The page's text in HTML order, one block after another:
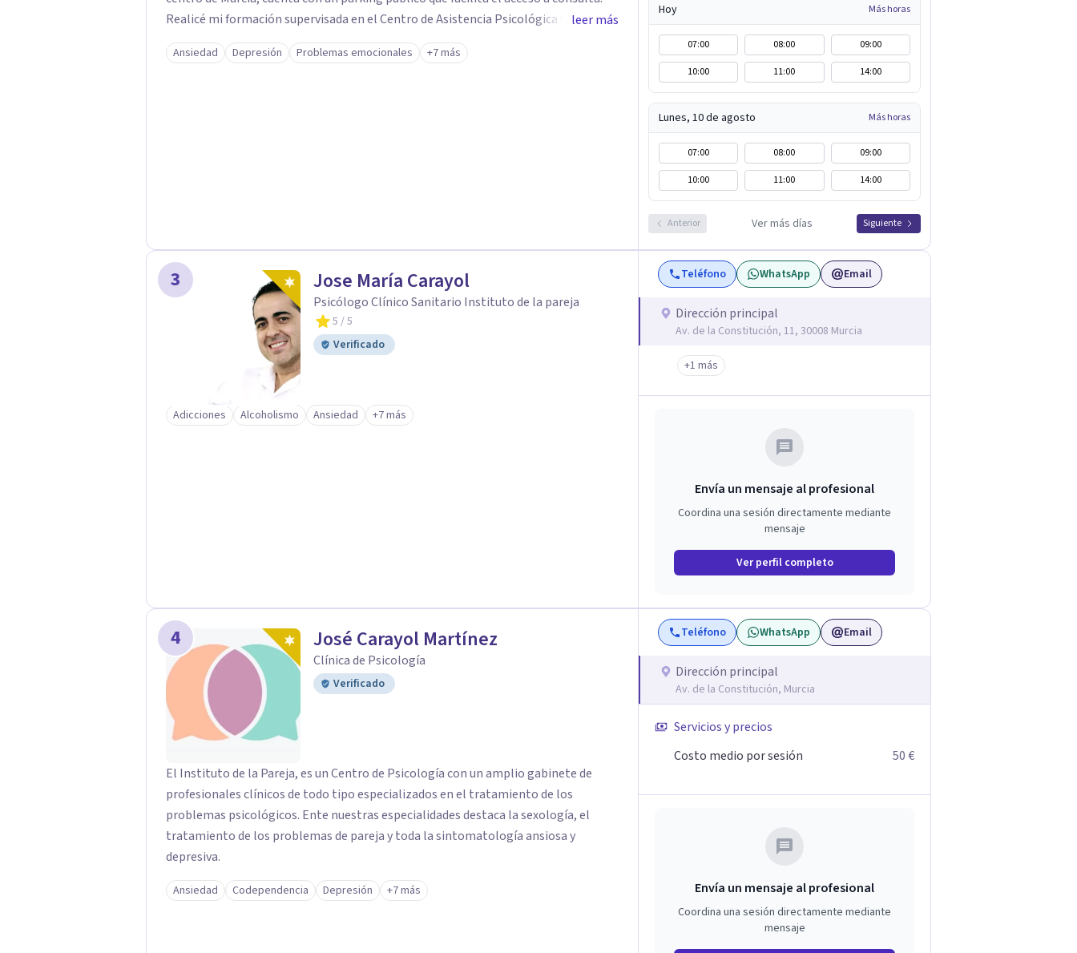
Realicé mi formación supervisada en el Centro de Asistencia Psicológica CAP
durante el periodo 1984 a 1986. Alta en el Colegio Oficial de Psicólogos de Madrid,
el 31 de octubre de 1985 y, en el IAE, el 12 de septiembre de 1986, año que inauguré
leer más
Ansiedad Depresión Problemas emocionales +7 más
Hoy Más horas
07:00 08:00
09:00
10:00
11:00 14:00
Lunes, 10 de agosto Más horas
07:00 08:00
09:00
10:00
11:00 14:00
Anterior Ver más días Siguiente
3 Jose María Carayol
Psicólogo Clínico Sanitario Instituto de la pareja
5 / 5
Verificado
Adicciones Alcoholismo Ansiedad +7 más
Teléfono WhatsApp Email
Dirección principal
Av. de la Constitución, 11, 30008 Murcia
+1 más
Envía un mensaje al profesional
Coordina una sesión directamente mediante
mensaje
Ver perfil completo
4 José Carayol Martínez
Clínica de Psicología
Verificado
El Instituto de la Pareja, es un Centro de Psicología con un amplio gabinete de
profesionales clínicos de todo tipo especializados en el tratamiento de los
problemas psicológicos. Ente nuestras especialidades destaca la sexología, el
tratamiento de los problemas de pareja y toda la sintomatología ansiosa y
depresiva.
Ansiedad Codependencia Depresión +7 más
Teléfono WhatsApp Email
Dirección principal
Av. de la Constitución, Murcia
Servicios y precios
Costo medio por sesión
50 €
Envía un mensaje al profesional
Coordina una sesión directamente mediante
mensaje